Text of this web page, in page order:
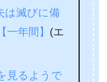
は滅びに備
一年間】 (エ
見るようで